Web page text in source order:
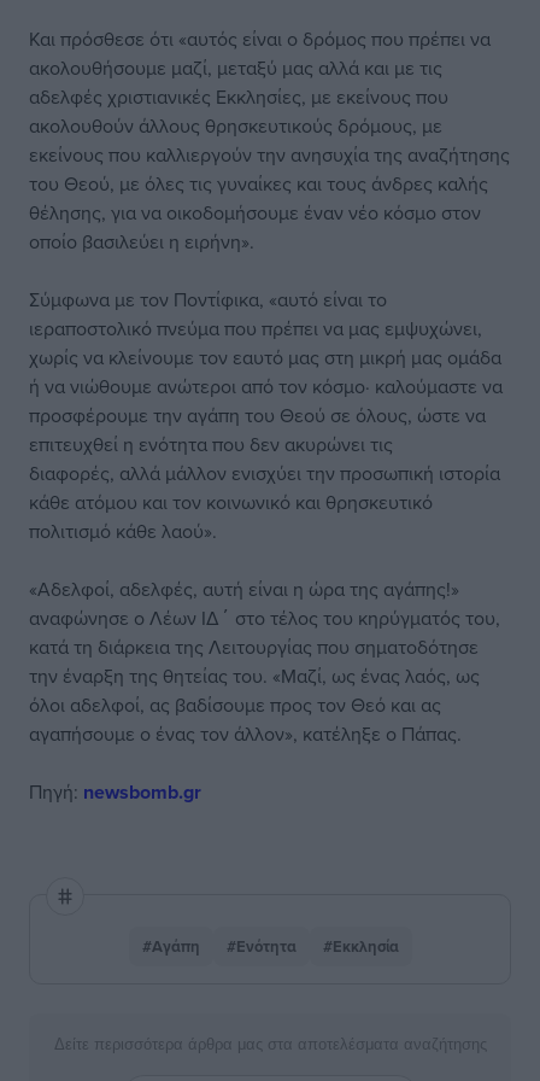
Και πρόσθεσε ότι «αυτός είναι ο δρόμος που πρέπει να
ακολουθήσουμε μαζί, μεταξύ μας αλλά και με τις
αδελφές χριστιανικές Εκκλησίες, με εκείνους που
ακολουθούν άλλους θρησκευτικούς δρόμους, με
εκείνους που καλλιεργούν την ανησυχία της αναζήτησης
του Θεού, με όλες τις γυναίκες και τους άνδρες καλής
θέλησης, για να οικοδομήσουμε έναν νέο κόσμο στον
οποίο βασιλεύει η ειρήνη».
Σύμφωνα με τον Ποντίφικα, «αυτό είναι το
ιεραποστολικό πνεύμα που πρέπει να μας εμψυχώνει,
χωρίς να κλείνουμε τον εαυτό μας στη μικρή μας ομάδα
ή να νιώθουμε ανώτεροι από τον κόσμο· καλούμαστε να
προσφέρουμε την αγάπη του Θεού σε όλους, ώστε να
επιτευχθεί η ενότητα που δεν ακυρώνει τις
διαφορές, αλλά μάλλον ενισχύει την προσωπική ιστορία
κάθε ατόμου και τον κοινωνικό και θρησκευτικό
πολιτισμό κάθε λαού».
«Αδελφοί, αδελφές, αυτή είναι η ώρα της αγάπης!»
αναφώνησε ο Λέων ΙΔ΄ στο τέλος του κηρύγματός του,
κατά τη διάρκεια της Λειτουργίας που σηματοδότησε
την έναρξη της θητείας του. «Μαζί, ως ένας λαός, ως
όλοι αδελφοί, ας βαδίσουμε προς τον Θεό και ας
αγαπήσουμε ο ένας τον άλλον», κατέληξε ο Πάπας.
Πηγή: newsbomb.gr
#Αγάπη #Ενότητα #Εκκλησία
Δείτε περισσότερα άρθρα μας στα αποτελέσματα αναζήτησης